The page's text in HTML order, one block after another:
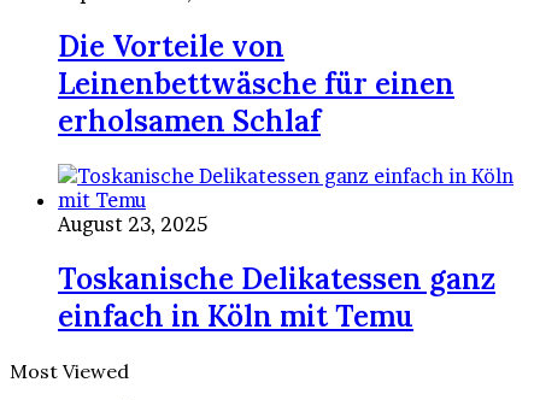
Die Vorteile von
Leinenbettwäsche für einen
erholsamen Schlaf
August 23, 2025
Toskanische Delikatessen ganz
einfach in Köln mit Temu
Most Viewed